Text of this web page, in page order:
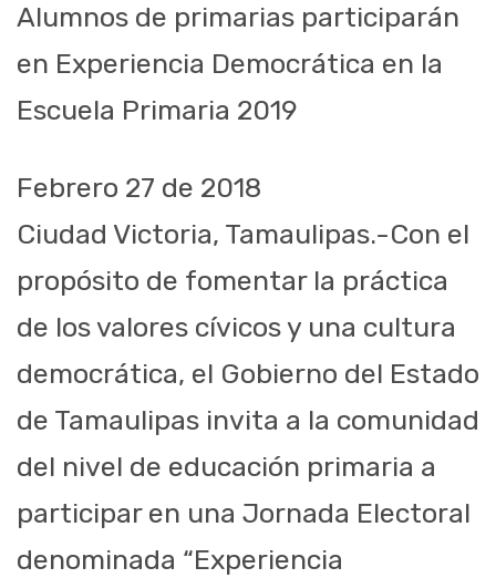
Alumnos de primarias participarán
en Experiencia Democrática en la
Escuela Primaria 2019
Febrero 27 de 2018
Ciudad Victoria, Tamaulipas.-Con el
propósito de fomentar la práctica
de los valores cívicos y una cultura
democrática, el Gobierno del Estado
de Tamaulipas invita a la comunidad
del nivel de educación primaria a
participar en una Jornada Electoral
denominada “Experiencia